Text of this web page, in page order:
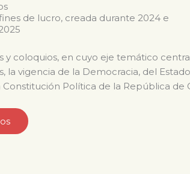
de lucro, creada durante 2024 e
y coloquios, en cuyo eje temático
la vigencia de la Democracia, del
Política de la República de